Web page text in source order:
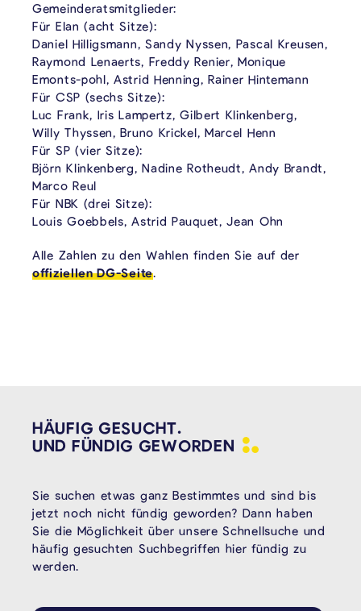
Gemeinderatsmitglieder:
Für Elan (acht Sitze):
Daniel Hilligsmann, Sandy Nyssen, Pascal Kreusen,
Raymond Lenaerts, Freddy Renier, Monique
Emonts-pohl, Astrid Henning, Rainer Hintemann
Für CSP (sechs Sitze):
Luc Frank, Iris Lampertz, Gilbert Klinkenberg,
Willy Thyssen, Bruno Krickel, Marcel Henn
Für SP (vier Sitze):
Björn Klinkenberg, Nadine Rotheudt, Andy Brandt,
Marco Reul
Für NBK (drei Sitze):
Louis Goebbels, Astrid Pauquet, Jean Ohn
Alle Zahlen zu den Wahlen finden Sie auf der
offiziellen DG-Seite.
HÄUFIG GESUCHT.
UND FÜNDIG GEWORDEN
Sie suchen etwas ganz Bestimmtes und sind bis
jetzt noch nicht fündig geworden? Dann haben
Sie die Möglichkeit über unsere Schnellsuche und
häufig gesuchten Suchbegriffen hier fündig zu
werden.